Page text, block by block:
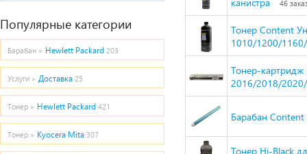
Популярные категории
Барабан » Hewlett Packard 203
Услуги » Доставка 25
Тонер » Hewlett Packard 421
Тонер » Kyocera Mita 307
46
Тонер Content
1010/1200/1160/
Тонер-картридж
2016/2018/
Барабан
Тонер Hi-Black